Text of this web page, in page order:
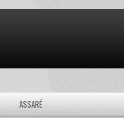
ASSARÉ